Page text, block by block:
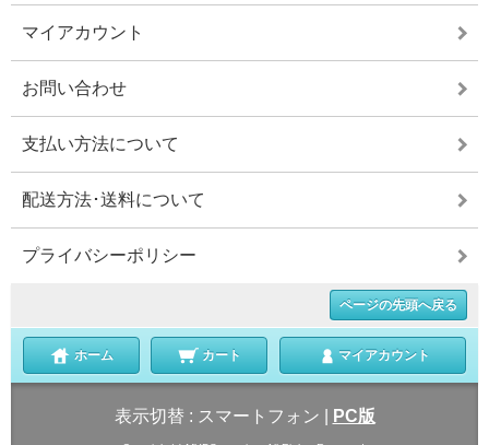
マイアカウント
お問い合わせ
支払い方法について
配送方法･送料について
プライバシーポリシー
ページの先頭へ戻る
ホーム カート マイアカウント
表示切替 : スマートフォン PC版